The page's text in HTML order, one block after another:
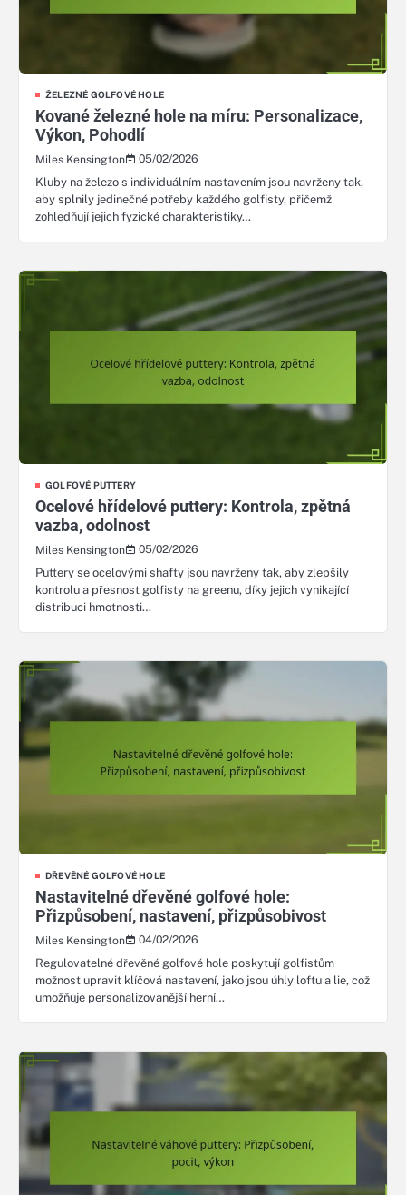
ŽELEZNÉ GOLFOVÉ HOLE
Kované železné hole na míru: Personalizace,
Výkon, Pohodlí
Miles Kensington
05/02/2026
Kluby na železo s individuálním nastavením jsou navrženy tak,
aby splnily jedinečné potřeby každého golfisty, přičemž
zohledňují jejich fyzické charakteristiky…
GOLFOVÉ PUTTERY
Ocelové hřídelové puttery: Kontrola, zpětná
vazba, odolnost
Miles Kensington
05/02/2026
Puttery se ocelovými shafty jsou navrženy tak, aby zlepšily
kontrolu a přesnost golfisty na greenu, díky jejich vynikající
distribuci hmotnosti…
DŘEVĚNÉ GOLFOVÉ HOLE
Nastavitelné dřevěné golfové hole:
Přizpůsobení, nastavení, přizpůsobivost
Miles Kensington
04/02/2026
Regulovatelné dřevěné golfové hole poskytují golfistům
možnost upravit klíčová nastavení, jako jsou úhly loftu a lie, což
umožňuje personalizovanější herní…